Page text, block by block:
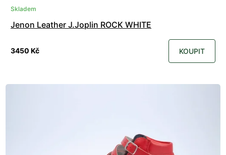
Skladem
Jenon Leather J.Joplin ROCK WHITE
3450 Kč KOUPIT